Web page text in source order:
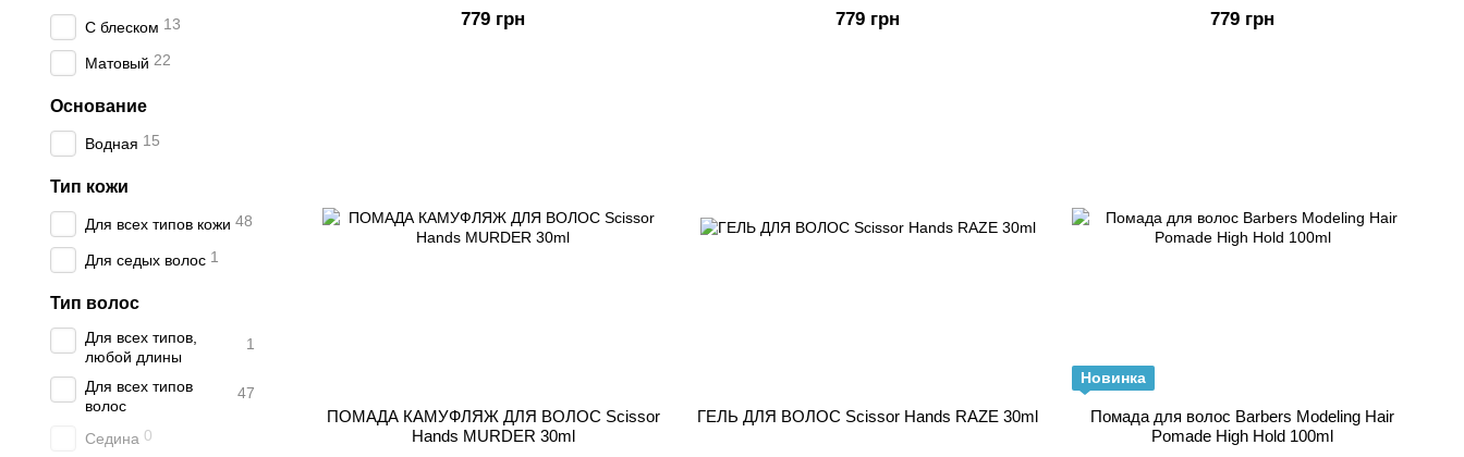
779 грн 779 грн 779 грн
ПОМАДА КАМУФЛЯЖ ДЛЯ ВОЛОС Scissor
Hands MURDER 30ml
ГЕЛЬ ДЛЯ ВОЛОС Scissor Hands RAZE 30ml
Новинка
Помада для волос Barbers Modeling Hair
Pomade High Hold 100ml
С блеском 13
Матовый 22
Основание
Водная 15
Тип кожи
Для всех типов кожи 48
Для седых волос 1
Тип волос
Для всех типов,
любой длины
1
Для всех типов
волос
47
Седина 0